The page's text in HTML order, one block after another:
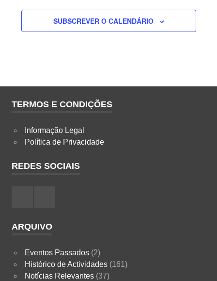
SUBSCREVER O CALENDÁRIO
TERMOS E CONDIÇÕES
Informação Legal
Política de Privacidade
REDES SOCIAIS
ARQUIVO
Eventos Passados(2)
Histórico de Actividades(161)
Notícias Relevantes(37)